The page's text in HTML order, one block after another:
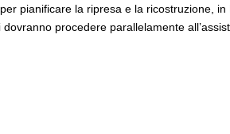
pianificare la ripresa e la ricostruzione,
procedere parallelamente